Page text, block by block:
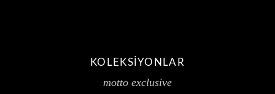
KOLEKSİYONLAR
motto exclusive